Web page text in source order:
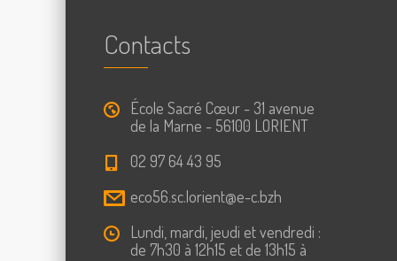
Contacts
École Sacré Cœur - 31 avenue
de la Marne - 56100 LORIENT
02 97 64 43 95
eco56.sc.lorient@e-c.bzh
Lundi, mardi, jeudi et vendredi :
de 7h30 à 12h15 et de 13h15 à